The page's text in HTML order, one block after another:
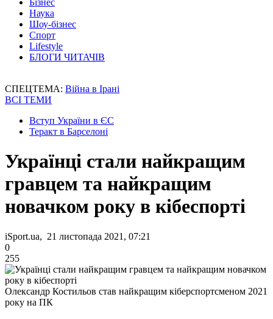
Бізнес
Наука
Шоу-бізнес
Спорт
Lifestyle
БЛОГИ ЧИТАЧІВ
СПЕЦТЕМА: Війна в Ірані
ВСІ ТЕМИ
Вступ України в ЄС
Теракт в Барселоні
Українці стали найкращим
гравцем та найкращим
новачком року в кібеспорті
iSport.ua, 21 листопада 2021, 07:21
0
255
Олександр Костильов став найкращим кіберспортсменом 2021
року на ПК